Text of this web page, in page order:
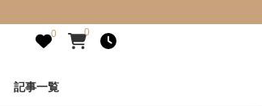
0 0
記事一覧